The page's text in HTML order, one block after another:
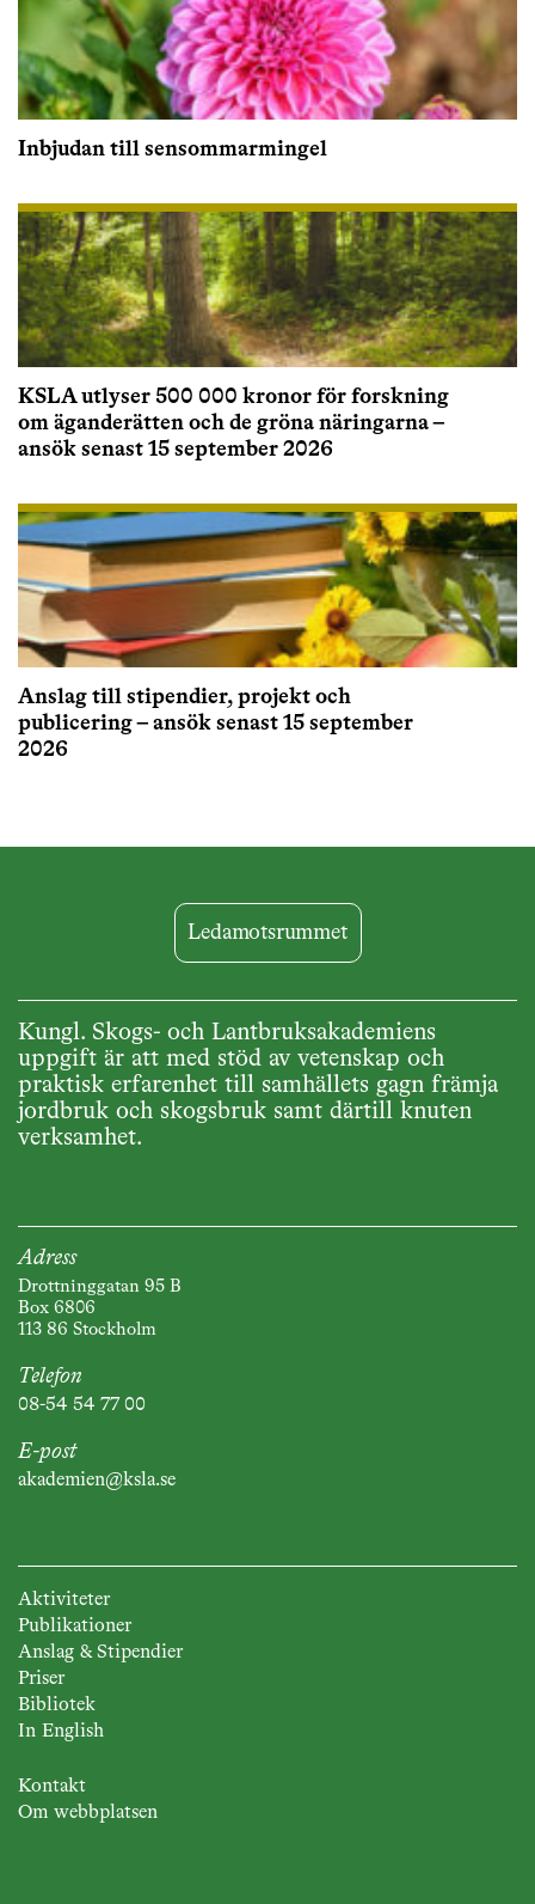
Inbjudan till sensommarmingel
KSLA utlyser 500 000 kronor för forskning
om äganderätten och de gröna näringarna –
ansök senast 15 september 2026
Anslag till stipendier, projekt och
publicering – ansök senast 15 september
2026
Ledamotsrummet
Kungl. Skogs- och Lantbruksakademiens
uppgift är att med stöd av vetenskap och
praktisk erfarenhet till samhällets gagn främja
jordbruk och skogsbruk samt därtill knuten
verksamhet.
Adress
Drottninggatan 95 B
Box 6806
113 86 Stockholm
Telefon
08-54 54 77 00
E-post
akademien@ksla.se
Aktiviteter
Publikationer
Anslag & Stipendier
Priser
Bibliotek
In English
Kontakt
Om webbplatsen